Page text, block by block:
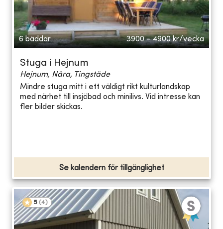
6 bäddar 3900 - 4900 kr/vecka
Stuga i Hejnum
Hejnum, Nära, Tingstäde
Mindre stuga mitt i ett väldigt rikt kulturlandskap
med närhet till insjöbad och minilivs. Vid intresse kan
fler bilder skickas.
Se kalendern för tillgänglighet
5 (4)